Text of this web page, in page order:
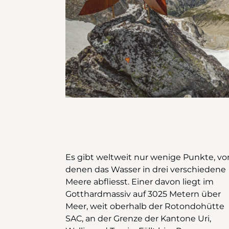
Es gibt weltweit nur wenige Punkte,
denen das Wasser in drei verschiedene
Meere abfliesst. Einer davon liegt im
Gotthardmassiv auf 3025 Metern über
Meer, weit oberhalb der Rotondohütte
SAC, an der Grenze der Kantone Uri,
Aufstieg via die Seen
Witenwasserengletschers zum
Hüenderstock bevor. Schon dieser
Punkt ist magisch: Nach Schatten, Eis
und Fels lockt plötzlich das warme Licht
des Südens und der Ausblick ins Val